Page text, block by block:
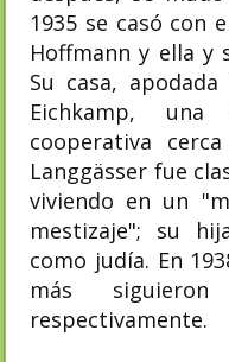
1935 se casó con
Hoffmann y ella y
Su casa,
Eichkamp,
cooperativa
Langgässer fue
viviendo en un
mestizaje"; su
como judía. En
más
respectivamente.